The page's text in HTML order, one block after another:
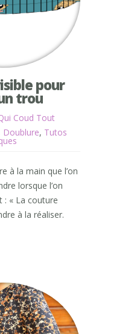
pour
trou
Coud Tout
Doublure, Tutos
à la main que l’on
lorsque l’on
: « La couture
à la réaliser.